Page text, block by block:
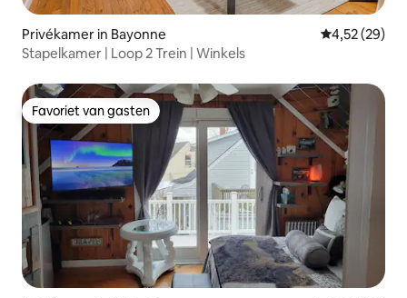
Privékamer in Bayonne Gemiddelde
4,52 (29)
Stapelkamer | Loop 2 Trein | Winkels
Favoriet van gasten
Favoriet van gasten